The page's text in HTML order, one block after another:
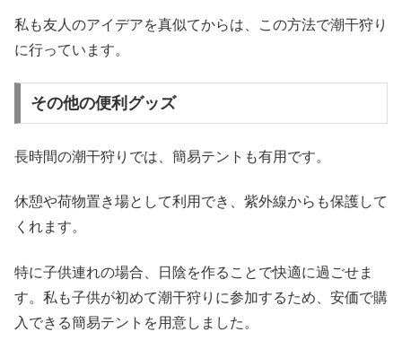
私も友人のアイデアを真似てからは、この方法で潮干狩り
に行っています。
その他の便利グッズ
長時間の潮干狩りでは、簡易テントも有用です。
休憩や荷物置き場として利用でき、紫外線からも保護して
くれます。
特に子供連れの場合、日陰を作ることで快適に過ごせま
す。私も子供が初めて潮干狩りに参加するため、安価で購
入できる簡易テントを用意しました。